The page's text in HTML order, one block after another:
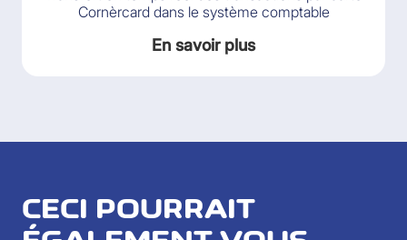
Cornèrcard dans le système comptable
En savoir plus
CECI POURRAIT